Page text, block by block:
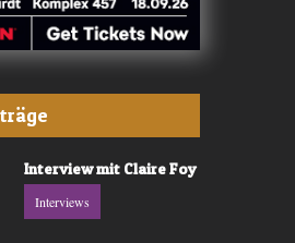
Interview mit Claire Foy
Interviews